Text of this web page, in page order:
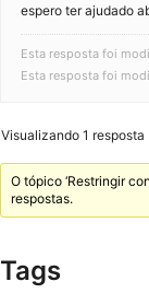
espero ter ajudado
Esta resposta foi
Esta resposta foi
Visualizando 1 resposta
O tópico ‘Restringir
respostas.
Tags